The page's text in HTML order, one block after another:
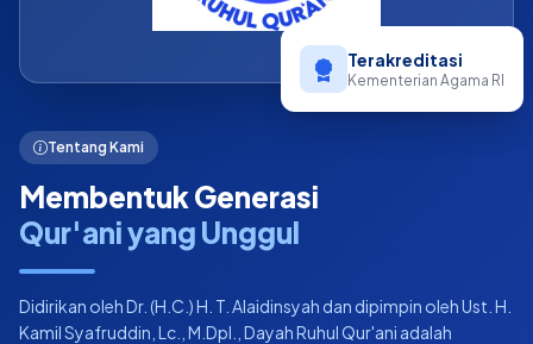
Terakreditasi
Kementerian Agama RI
Tentang Kami
Membentuk Generasi
Qur'ani yang Unggul
Didirikan oleh Dr. (H.C.) H. T. Alaidinsyah dan dipimpin oleh Ust. H.
Kamil Syafruddin, Lc., M.Dpl., Dayah Ruhul Qur'ani adalah